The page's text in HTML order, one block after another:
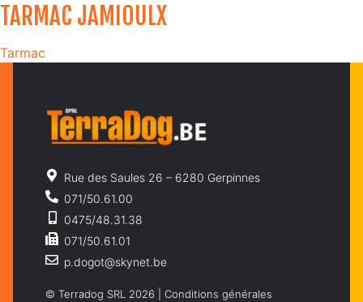
TARMAC JAMIOULX
Tarmac
Rue des Saules 26 – 6280 Gerpinnes
071/50.61.00
0475/48.31.38
071/50.61.01
p.dogot@skynet.be
© Terradog SRL 2026 | Conditions générales